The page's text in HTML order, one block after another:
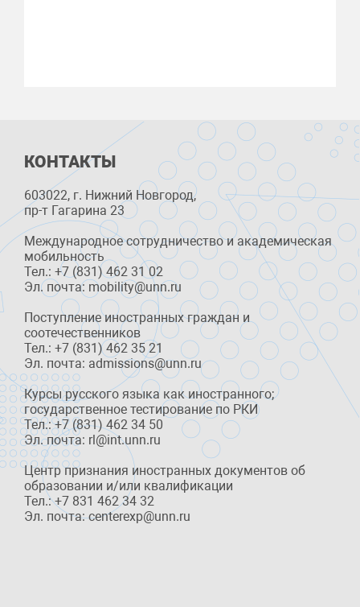
КОНТАКТЫ
603022, г. Нижний Новгород,
пр-т Гагарина 23
Международное сотрудничество и академическая
мобильность
Тел.: +7 (831) 462 31 02
Эл. почта: mobility@unn.ru
Поступление иностранных граждан и
соотечественников
Тел.: +7 (831) 462 35 21
Эл. почта: admissions@unn.ru
Курсы русского языка как иностранного;
государственное тестирование по РКИ
Тел.: +7 (831) 462 34 50
Эл. почта: rl@int.unn.ru
Центр признания иностранных документов об
образовании и/или квалификации
Тел.: +7 831 462 34 32
Эл. почта: centerexp@unn.ru